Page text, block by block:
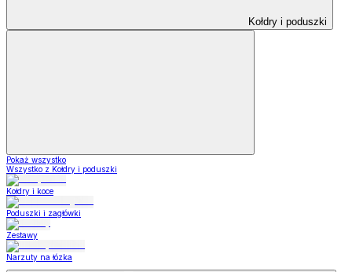
Kołdry i poduszki
Pokaż wszystko
Wszystko z Kołdry i poduszki
Kołdry i koce
Poduszki i zagłówki
Zestawy
Narzuty na łózka